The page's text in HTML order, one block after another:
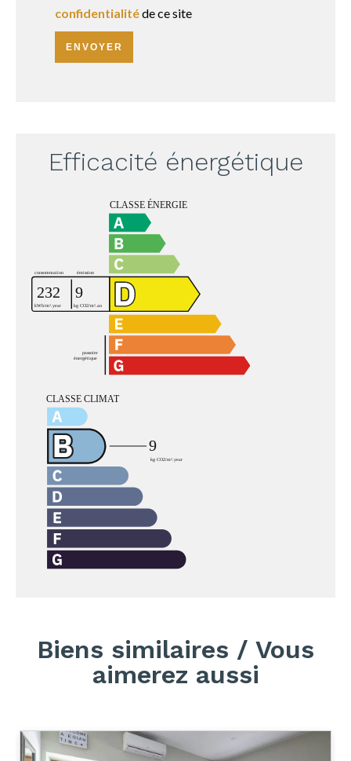
confidentialitéde ce site
ENVOYER
Efficacité énergétique
Biens similaires / Vous
aimerez aussi